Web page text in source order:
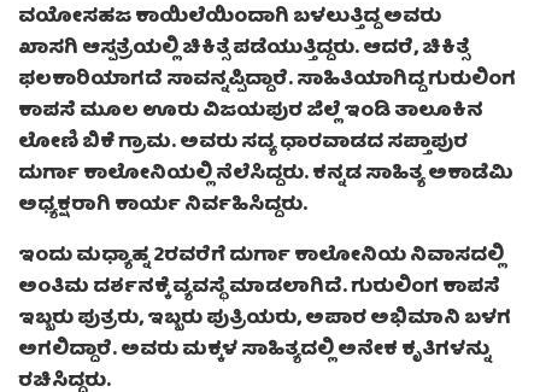
ವಯೋಸಹಜ ಕಾಯಿಲೆಯಿಂದಾಗಿ ಬಳಲುತ್ತಿದ್ದ ಅವರು
ಖಾಸಗಿ ಆಸ್ಪತ್ರೆಯಲ್ಲಿ ಚಿಕಿತ್ಸೆ ಪಡೆಯುತ್ತಿದ್ದರು. ಆದರೆ, ಚಿಕಿತ್ಸೆ
ಫಲಕಾರಿಯಾಗದೆ ಸಾವನ್ನಪ್ಪಿದ್ದಾರೆ. ಸಾಹಿತಿಯಾಗಿದ್ದ ಗುರುಲಿಂಗ
ಕಾಪಸೆ ಮೂಲ ಊರು ವಿಜಯಪುರ ಜಿಲ್ಲೆ ಇಂಡಿ ತಾಲೂಕಿನ
ಲೋಣಿ ಬಿಕೆ ಗ್ರಾಮ. ಅವರು ಸದ್ಯ ಧಾರವಾಡದ ಸಪ್ತಾಪುರ
ದುರ್ಗಾ ಕಾಲೋನಿಯಲ್ಲಿ ನೆಲೆಸಿದ್ದರು. ಕನ್ನಡ ಸಾಹಿತ್ಯ ಅಕಾಡೆಮಿ
ಅಧ್ಯಕ್ಷರಾಗಿ ಕಾರ್ಯ ನಿರ್ವಹಿಸಿದ್ದರು.
ಇಂದು ಮಧ್ಯಾಹ್ನ 2ರವರೆಗೆ ದುರ್ಗಾ ಕಾಲೋನಿಯ ನಿವಾಸದಲ್ಲಿ
ಅಂತಿಮ ದರ್ಶನಕ್ಕೆ ವ್ಯವಸ್ಥೆ ಮಾಡಲಾಗಿದೆ. ಗುರುಲಿಂಗ ಕಾಪಸೆ
ಇಬ್ಬರು ಪುತ್ರರು, ಇಬ್ಬರು ಪುತ್ರಿಯರು, ಅಪಾರ ಅಭಿಮಾನಿ ಬಳಗ
ಅಗಲಿದ್ದಾರೆ. ಅವರು ಮಕ್ಕಳ ಸಾಹಿತ್ಯದಲ್ಲಿ ಅನೇಕ ಕೃತಿಗಳನ್ನು
ರಚಿಸಿದ್ದರು.